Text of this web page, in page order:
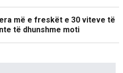
më e freskët e 30 viteve të
të dhunshme moti